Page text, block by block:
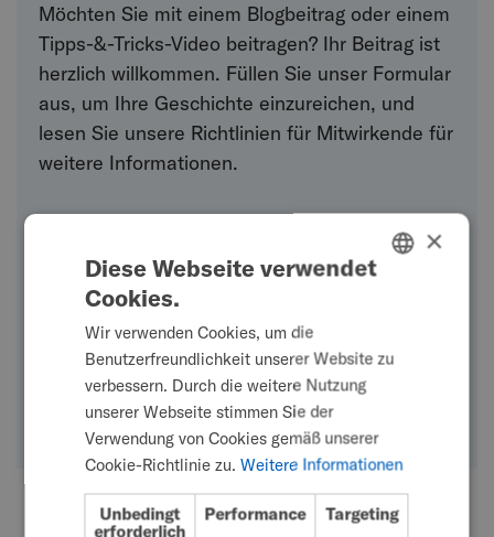
Möchten Sie mit einem Blogbeitrag oder einem
Tipps-&-Tricks-Video beitragen? Ihr Beitrag ist
herzlich willkommen. Füllen Sie unser Formular
aus, um Ihre Geschichte einzureichen, und
lesen Sie unsere Richtlinien für Mitwirkende für
weitere Informationen.
SWEDISH
FRENCH
DUTCH
NORWEGIAN
×
Diese Webseite verwendet
Cookies.
Wir verwenden Cookies, um die
Benutzerfreundlichkeit unserer Website zu
verbessern. Durch die weitere Nutzung
unserer Webseite stimmen Sie der
Verwendung von Cookies gemäß unserer
Cookie-Richtlinie zu. Weitere Informationen
Unbedingt
erforderlich
Performance Targeting